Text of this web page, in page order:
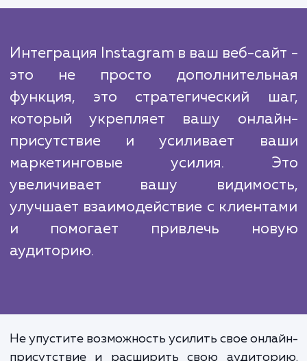
ваша интеграция всегда работает как надо.
На рынке есть много конкурентов, но
агентство выделяется благодаря
знанию инструментов и алгоритмов
а также опыту в интеграции с различными
платформами. Мы владеем всеми
которые могут влиять на
интеграции, и используем этот опыт
обеспечения наилучших результатов для
клиентов.
функция, это стратегический